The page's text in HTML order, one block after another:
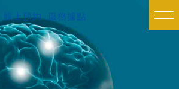
線上預約 服務據點